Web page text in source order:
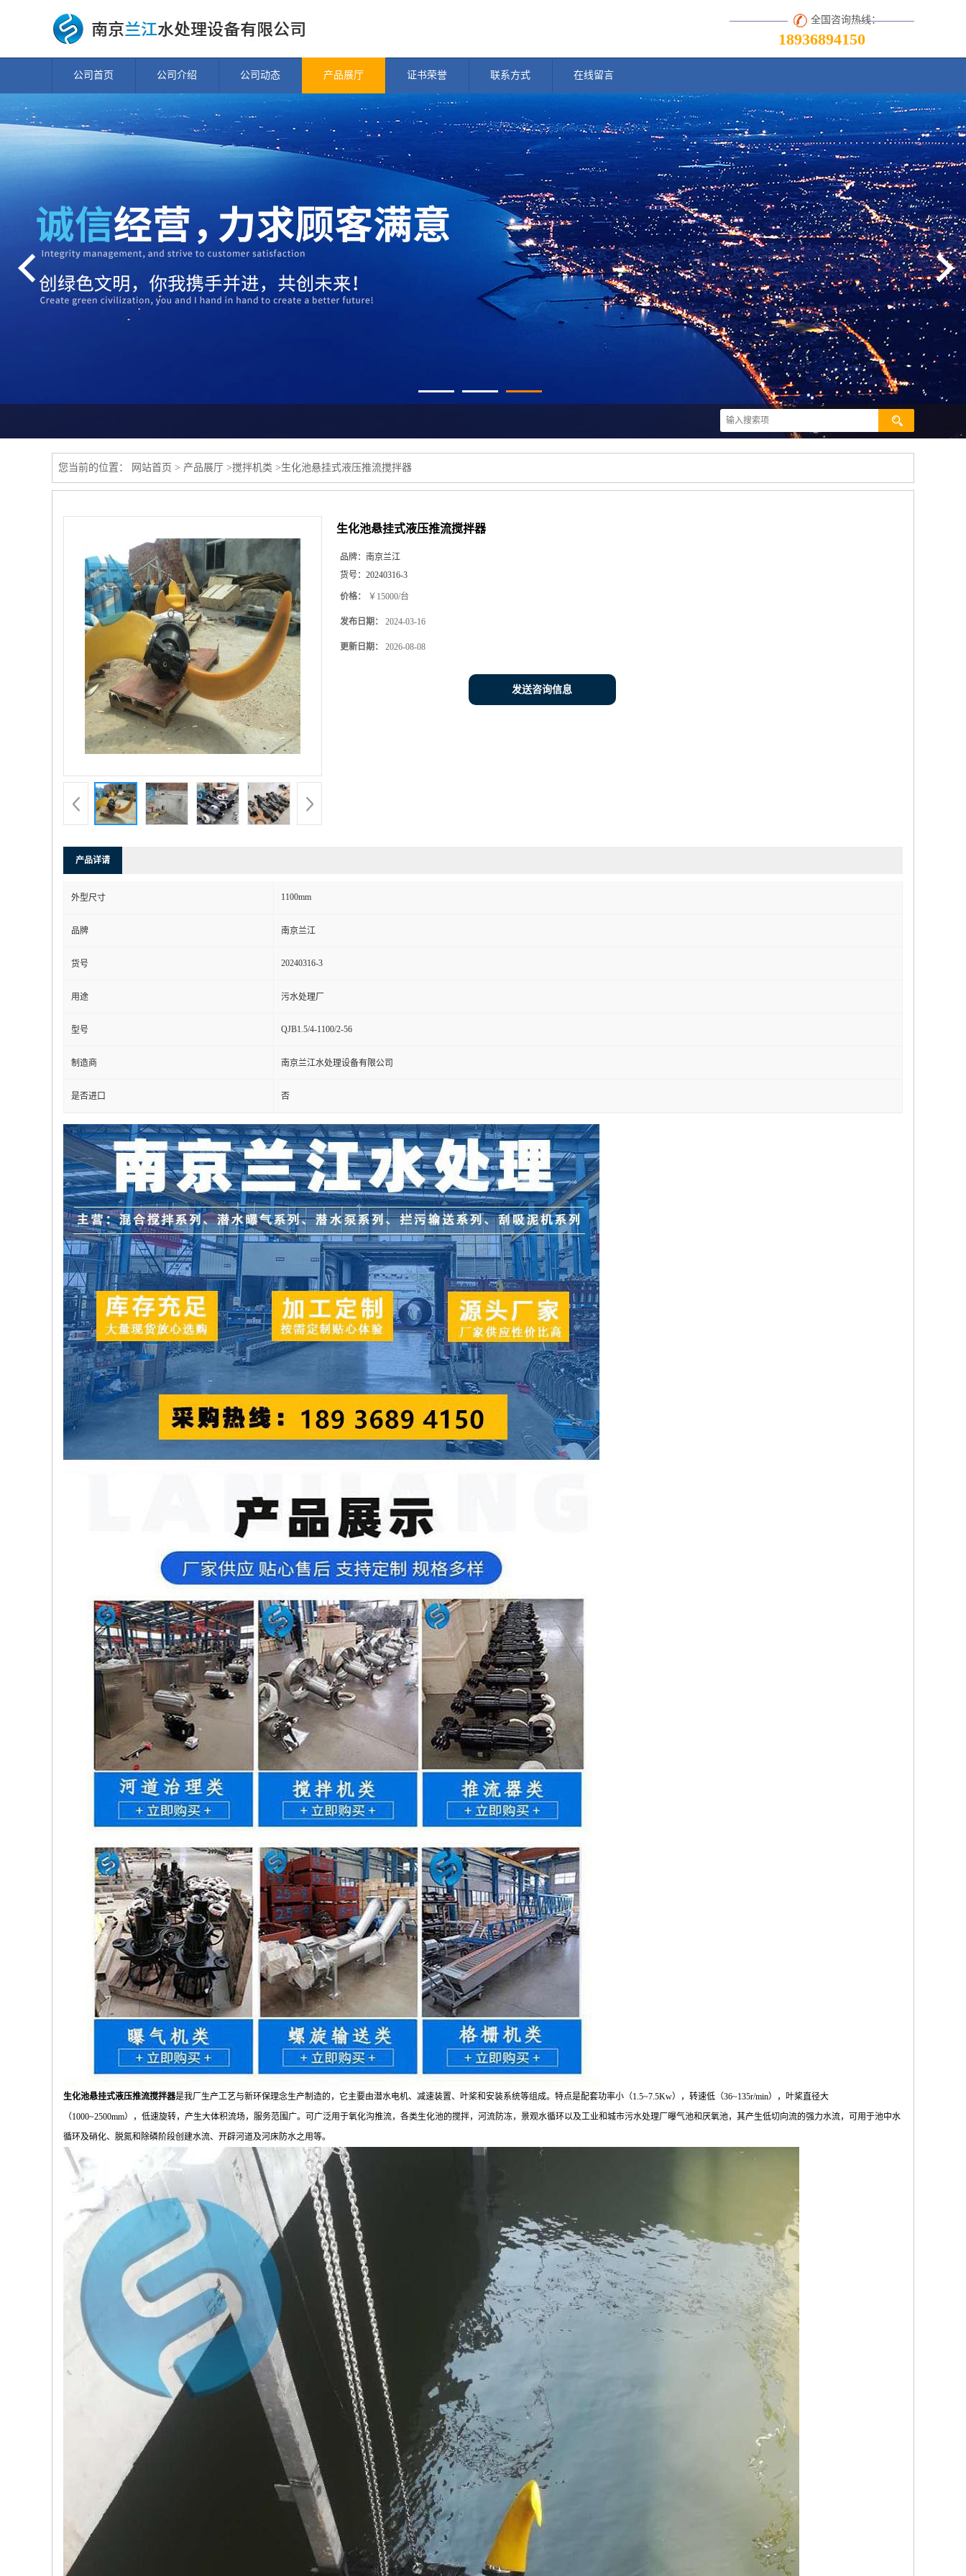
全国咨询热线：
18936894150
公司首页 公司介绍 公司动态 产品展厅 证书荣誉 联系方式 在线留言
您当前的位置： 网站首页 > 产品展厅 >搅拌机类 >生化池悬挂式液压推流搅拌器
生化池悬挂式液压推流搅拌器
品牌： 南京兰江
货号： 20240316-3
价格： ￥15000/台
发布日期： 2024-03-16
更新日期： 2026-08-08
发送咨询信息
产品详请
外型尺寸 1100mm
品牌 南京兰江
货号 20240316-3
用途 污水处理厂
型号 QJB1.5/4-1100/2-56
制造商 南京兰江水处理设备有限公司
是否进口 否
生化池悬挂式液压推流搅拌器是我厂生产工艺与新环保理念生产制造的，它主要由潜水电机、减速装置、叶桨和安装系统等组成。特点是配套功率小（1.5~7.5Kw），转速低（36~135r/min），叶桨直径大
（1000~2500mm），低速旋转，产生大体积流场，服务范围广。可广泛用于氧化沟推流，各类生化池的搅拌，河流防冻，景观水循环以及工业和城市污水处理厂曝气池和厌氧池，其产生低切向流的强力水流，可用于池中水
循环及硝化、脱氮和除磷阶段创建水流、开辟河道及河床防水之用等。